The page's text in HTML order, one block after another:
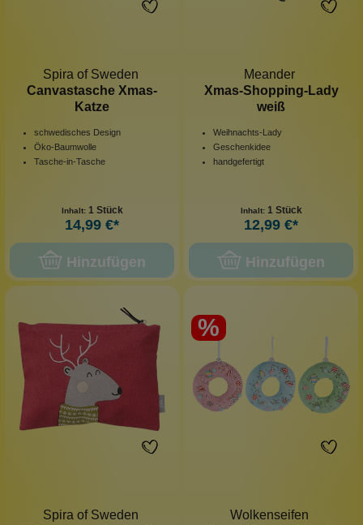
Spira of Sweden
Canvastasche Xmas-
Katze
schwedisches Design
Öko-Baumwolle
Tasche-in-Tasche
Inhalt: 1 Stück
14,99 €*
Hinzufügen
Meander
Xmas-Shopping-Lady
weiß
Weihnachts-Lady
Geschenkidee
handgefertigt
Inhalt: 1 Stück
12,99 €*
Hinzufügen
Spira of Sweden
%
Wolkenseifen